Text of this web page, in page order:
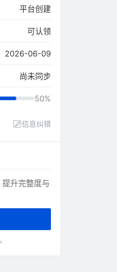
平台创建
可认领
2026-06-09
尚未同步
50%
信息纠错
升完整度与